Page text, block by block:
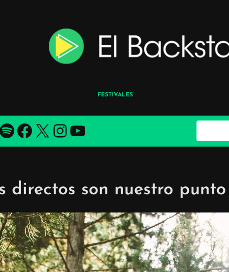
FESTIVALES
Spotify Facebook X YouTube YouTube
B
c
directos son nuestro